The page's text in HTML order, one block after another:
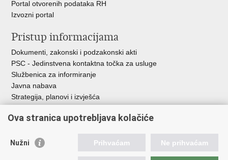
Portal otvorenih podataka RH
Izvozni portal
Pristup informacijama
Dokumenti, zakonski i podzakonski akti
PSC - Jedinstvena kontaktna točka za usluge
Službenica za informiranje
Javna nabava
Strategija, planovi i izvješća
Korisne poveznice
Ova stranica upotrebljava kolačiće
Nužni Prihvaćam Ne prihvaćam